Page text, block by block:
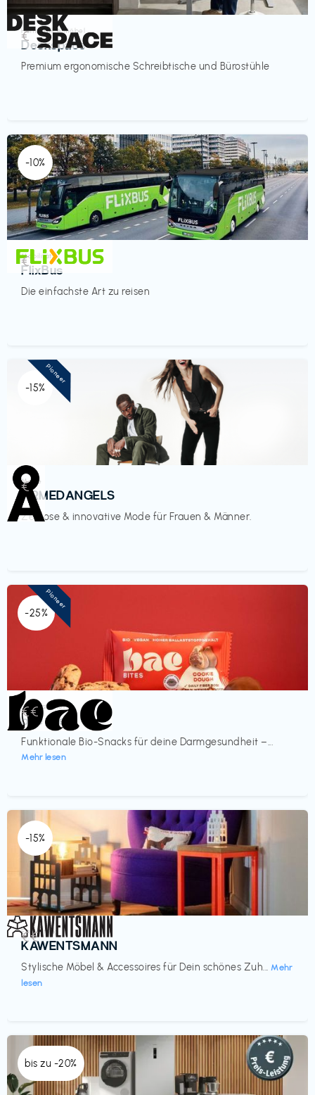
Homeoffice Möbel
Deskspace
Premium ergonomische Schreibtische und Bürostühle
€‎
-10%
Mobilität
FlixBus
Die einfachste Art zu reisen
€‎
-15%
Mode
ARMEDANGELS
Zeitlose & innovative Mode für Frauen & Männer.
€‎
Pioneer
-25%
Lebensmittel
bae Treat
Funktionale Bio-Snacks für deine Darmgesundheit –...
Mehr lesen
€€‎
Pioneer
-15%
Einrichtung
KAWENTSMANN
Stylische Möbel & Accessoires für Dein schönes Zuh... Mehr
lesen
€€‎
bis zu -20%